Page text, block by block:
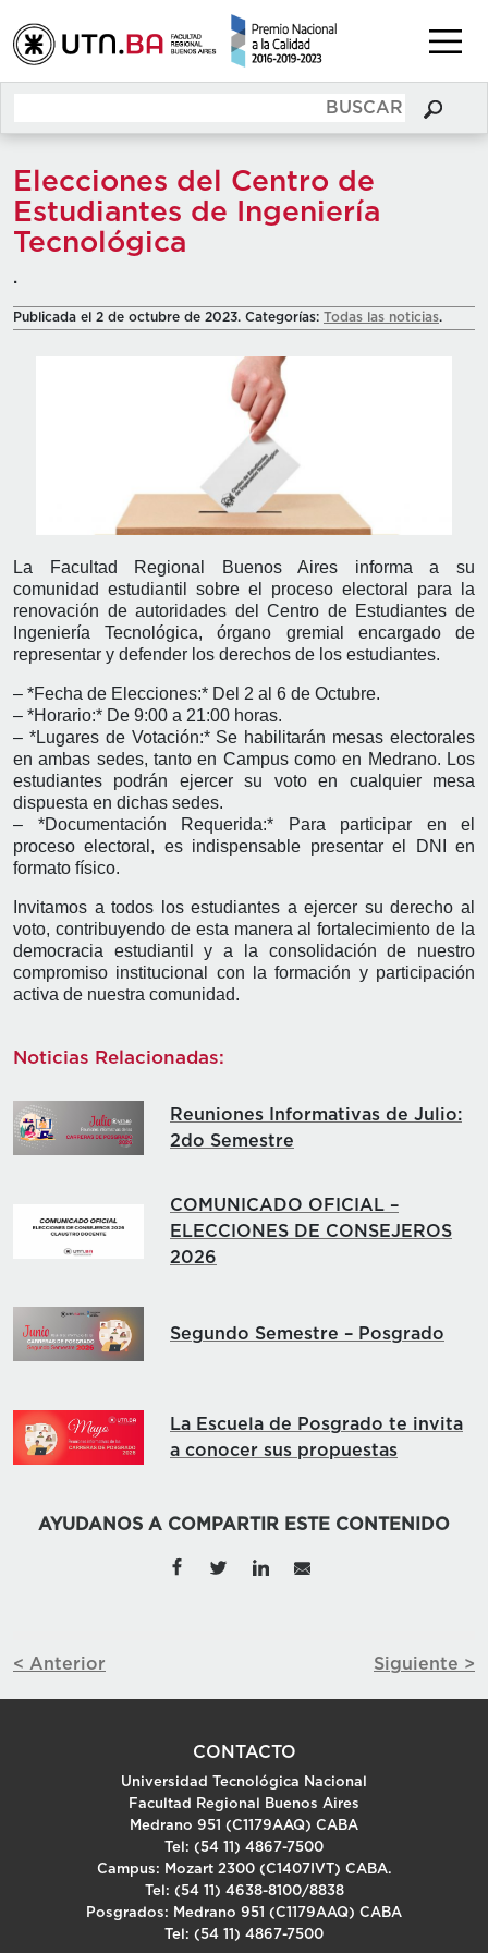
Elecciones del Centro de
Estudiantes de Ingeniería
Tecnológica
.
Publicada el 2 de octubre de 2023. Categorías: Todas las noticias.
La Facultad Regional Buenos Aires informa a su
comunidad estudiantil sobre el proceso electoral para la
renovación de autoridades del Centro de Estudiantes de
Ingeniería Tecnológica, órgano gremial encargado de
representar y defender los derechos de los estudiantes.
– *Fecha de Elecciones:* Del 2 al 6 de Octubre.
– *Horario:* De 9:00 a 21:00 horas.
– *Lugares de Votación:* Se habilitarán mesas electorales
en ambas sedes, tanto en Campus como en Medrano. Los
estudiantes podrán ejercer su voto en cualquier mesa
dispuesta en dichas sedes.
– *Documentación Requerida:* Para participar en el
proceso electoral, es indispensable presentar el DNI en
formato físico.
Invitamos a todos los estudiantes a ejercer su derecho al
voto, contribuyendo de esta manera al fortalecimiento de la
democracia estudiantil y a la consolidación de nuestro
compromiso institucional con la formación y participación
activa de nuestra comunidad.
Noticias Relacionadas:
Reuniones Informativas de Julio:
2do Semestre
COMUNICADO OFICIAL –
ELECCIONES DE CONSEJEROS
2026
Segundo Semestre – Posgrado
La Escuela de Posgrado te invita
a conocer sus propuestas
AYUDANOS A COMPARTIR ESTE CONTENIDO
< Anterior Siguiente >
CONTACTO
Universidad Tecnológica Nacional
Facultad Regional Buenos Aires
Medrano 951 (C1179AAQ) CABA
Tel: (54 11) 4867-7500
Campus: Mozart 2300 (C1407IVT) CABA.
Tel: (54 11) 4638-8100/8838
Posgrados: Medrano 951 (C1179AAQ) CABA
Tel: (54 11) 4867-7500